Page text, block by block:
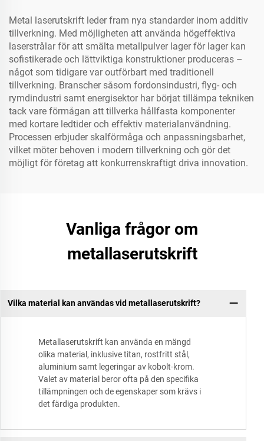
Metal laserutskrift leder fram nya standarder inom additiv
tillverkning. Med möjligheten att använda högeffektiva
laserstrålar för att smälta metallpulver lager för lager kan
sofistikerade och lättviktiga konstruktioner produceras –
något som tidigare var outförbart med traditionell
tillverkning. Branscher såsom fordonsindustri, flyg- och
rymdindustri samt energisektor har börjat tillämpa tekniken
tack vare förmågan att tillverka hållfasta komponenter
med kortare ledtider och effektiv materialanvändning.
Processen erbjuder skalförmåga och anpassningsbarhet,
vilket möter behoven i modern tillverkning och gör det
möjligt för företag att konkurrenskraftigt driva innovation.
Vanliga frågor om
metallaserutskrift
Vilka material kan användas vid metallaserutskrift?
Metallaserutskrift kan använda en mängd
olika material, inklusive titan, rostfritt stål,
aluminium samt legeringar av kobolt-krom.
Valet av material beror ofta på den specifika
tillämpningen och de egenskaper som krävs i
det färdiga produkten.